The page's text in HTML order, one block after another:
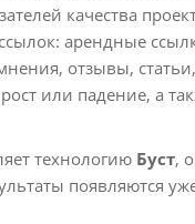
качества
арендные
отзывы,
или падение, а
технологию Буст,
появляются